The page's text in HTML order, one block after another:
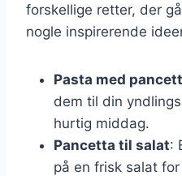
forskellige retter, der
nogle inspirerende
Pasta med
dem til din
hurtig middag.
Pancetta til salat:
på en frisk salat